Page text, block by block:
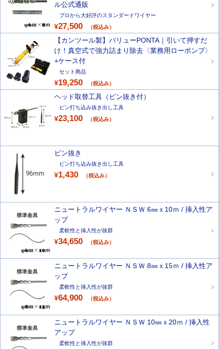
ル公式通販
プロから大好評のスタンダードワイヤー
¥27,500 （税込み）
【カンツール製】バリューPONTA｜引いて押すだ
け！真空式で強力詰まり除去〈業務用ローポンプ〉
+ケース付
セット商品
¥19,250 （税込み）
ヘッド取替工具（ピン抜き付）
ピン打ち込み抜き出し工具
¥23,100 （税込み）
ピン抜き
ピン打ち込み抜き出し工具
¥1,430 （税込み）
ニュートラルワイヤー ＮＳＷ 6㎜ｘ10ｍ / 挿入性ア
ップ
柔軟性と挿入性が抜群
¥34,650 （税込み）
ニュートラルワイヤー ＮＳＷ 8㎜ｘ15ｍ / 挿入性ア
ップ
柔軟性と挿入性が抜群
¥64,900 （税込み）
ニュートラルワイヤー ＮＳＷ 10㎜ｘ20ｍ / 挿入性
アップ
柔軟性と挿入性が抜群